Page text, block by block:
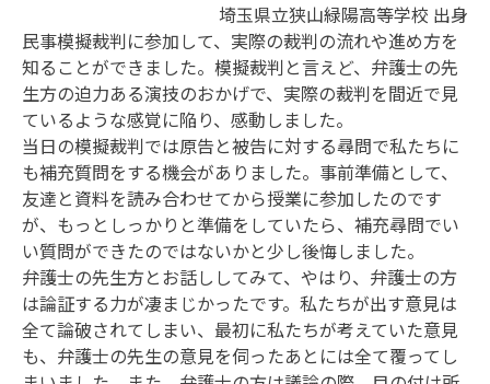
埼玉県立狭山緑陽高等学校 出身
民事模擬裁判に参加して、実際の裁判の流れや進め方を
知ることができました。模擬裁判と言えど、弁護士の先
生方の迫力ある演技のおかげで、実際の裁判を間近で見
ているような感覚に陥り、感動しました。
当日の模擬裁判では原告と被告に対する尋問で私たちに
も補充質問をする機会がありました。事前準備として、
友達と資料を読み合わせてから授業に参加したのです
が、もっとしっかりと準備をしていたら、補充尋問でい
い質問ができたのではないかと少し後悔しました。
弁護士の先生方とお話ししてみて、やはり、弁護士の方
は論証する力が凄まじかったです。私たちが出す意見は
全て論破されてしまい、最初に私たちが考えていた意見
も、弁護士の先生の意見を伺ったあとには全て覆ってし